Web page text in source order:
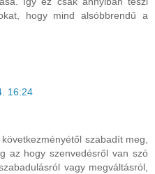
hogy mind alsóbbrendű a
16:24
szabadít meg,
az hogy szenvedésről van szó
vagy megváltásról,